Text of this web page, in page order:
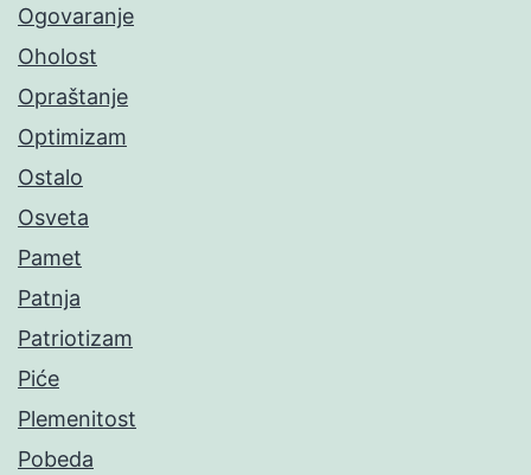
Ogovaranje
Oholost
Opraštanje
Optimizam
Ostalo
Osveta
Pamet
Patnja
Patriotizam
Piće
Plemenitost
Pobeda